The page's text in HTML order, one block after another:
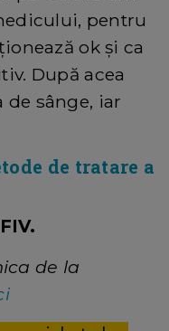
pentru
ok și ca
După acea
sânge, iar
de tratare a
de la